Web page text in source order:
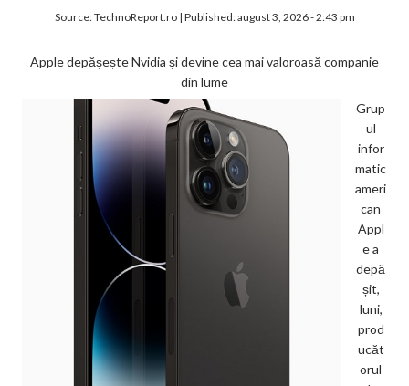
Source:TechnoReport.ro| Published:august 3, 2026 - 2:43 pm
Apple depășește Nvidia și devine cea mai valoroasă companie
din lume
Grup
ul
infor
matic
ameri
can
Appl
e a
depă
șit,
luni,
prod
ucăt
orul